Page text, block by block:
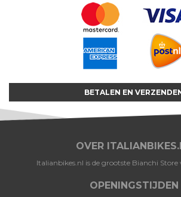
BETALEN EN
OVER
Italianbikes.nl is de grootste Bianchi Store
OPENINGSTIJDEN